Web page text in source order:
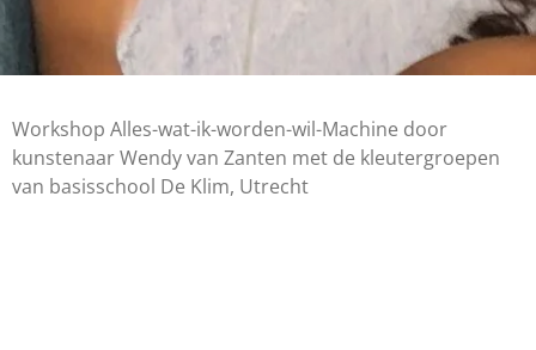
Workshop Alles-wat-ik-worden-wil-Machine door
kunstenaar Wendy van Zanten met de kleutergroepen
van basisschool De Klim, Utrecht